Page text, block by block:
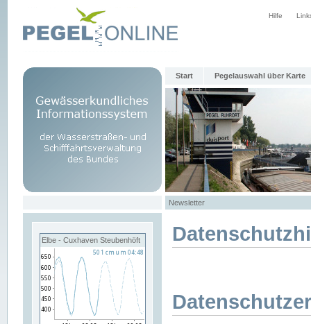
Hilfe
Start Pegelauswahl über Karte
Newsletter
Elbe - Cuxhaven Steubenhöft